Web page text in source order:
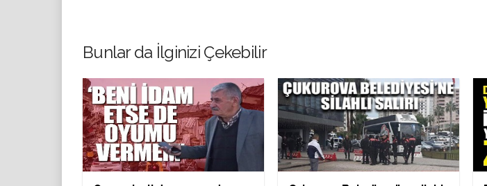
Bunlar da İlginizi Çekebilir